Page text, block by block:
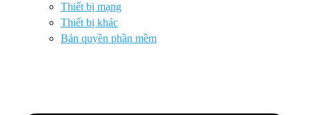
Thiết bị mạng
Thiết bị khác
Bản quyền phần mềm